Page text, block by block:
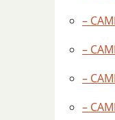
–
–
–
–